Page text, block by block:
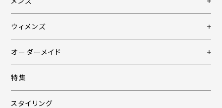
ウィメンズ
オーダーメイド
特集
スタイリング